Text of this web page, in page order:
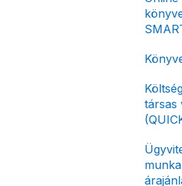
Postai
társas